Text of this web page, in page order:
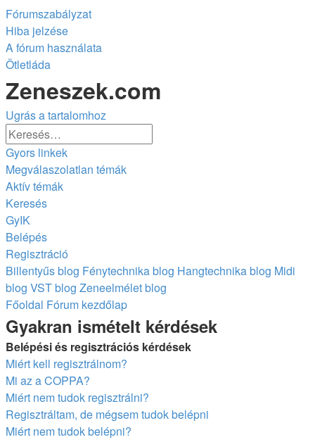
Fórumszabályzat
Hiba jelzése
A fórum használata
Ötletláda
Zeneszek.com
Ugrás a tartalomhoz
Gyors linkek
Megválaszolatlan témák
Aktív témák
Keresés
GyIK
Belépés
Regisztráció
Billentyűs blog Fénytechnika blog Hangtechnika blog Midi
blog VST blog Zeneelmélet blog
Főoldal Fórum kezdőlap
Keresés
Gyakran ismételt kérdések
Belépési és regisztrációs kérdések
Miért kell regisztrálnom?
Mi az a COPPA?
Miért nem tudok regisztrálni?
Regisztráltam, de mégsem tudok belépni
Miért nem tudok belépni?